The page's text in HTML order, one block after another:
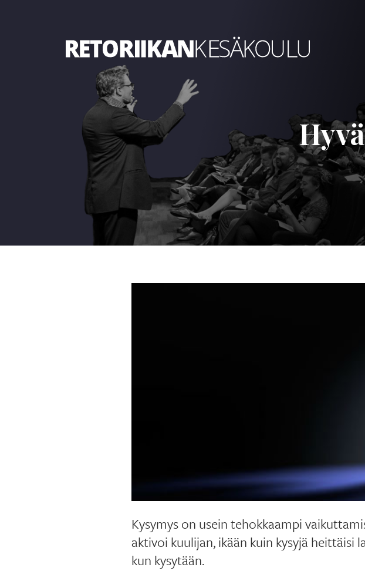
Kysymys on usein tehokkaampi
aktivoi kuulijan, ikään kuin kysyjä heittäisi
kun kysytään.